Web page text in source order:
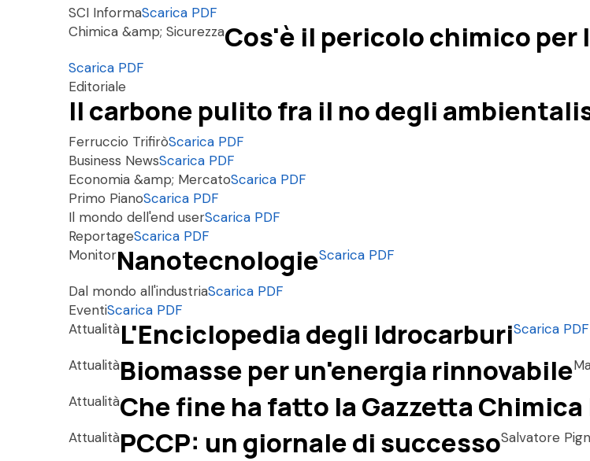
SCI InformaScarica PDF
Chimica &amp; SicurezzaCos'è il pericolo chimico per
Scarica PDF
Editoriale
Il carbone pulito fra il no degli
Ferruccio TrifiròScarica PDF
Business NewsScarica PDF
Economia &amp; MercatoScarica PDF
Primo PianoScarica PDF
Il mondo dell'end userScarica PDF
ReportageScarica PDF
MonitorNanotecnologieScarica PDF
Dal mondo all'industriaScarica PDF
EventiScarica PDF
AttualitàL'Enciclopedia degli IdrocarburiScarica PDF
AttualitàBiomasse per un'energia rinnovabile
AttualitàChe fine ha fatto la Gazzetta
AttualitàPCCP: un giornale di successoSalvatore